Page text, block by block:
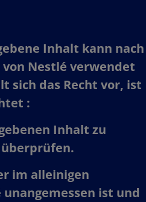
Inhalt kann nach
Nestlé verwendet
sich das Recht vor, ist
:​
Inhalt zu
im alleinigen
ist und